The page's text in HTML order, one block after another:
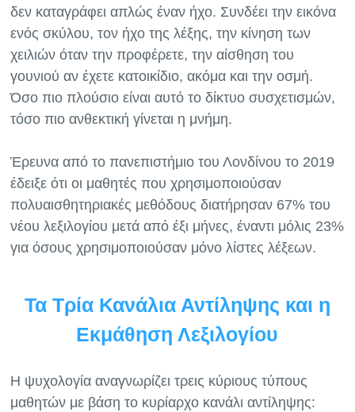
δεν καταγράφει απλώς έναν ήχο. Συνδέει την εικόνα
ενός σκύλου, τον ήχο της λέξης, την κίνηση των
χειλιών όταν την προφέρετε, την αίσθηση του
γουνιού αν έχετε κατοικίδιο, ακόμα και την οσμή.
Όσο πιο πλούσιο είναι αυτό το δίκτυο συσχετισμών,
τόσο πιο ανθεκτική γίνεται η μνήμη.
Έρευνα από το πανεπιστήμιο του Λονδίνου το 2019
έδειξε ότι οι μαθητές που χρησιμοποιούσαν
πολυαισθητηριακές μεθόδους διατήρησαν 67% του
νέου λεξιλογίου μετά από έξι μήνες, έναντι μόλις 23%
Τα Τρία Κανάλια Αντίληψης και η
Εκμάθηση Λεξιλογίου
Η ψυχολογία αναγνωρίζει τρεις κύριους τύπους
μαθητών με βάση το κυρίαρχο κανάλι αντίληψης: